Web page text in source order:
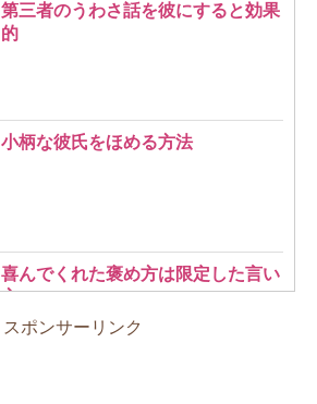
第三者のうわさ話を彼にすると効果
的
小柄な彼氏をほめる方法
喜んでくれた褒め方は限定した言い
方
スポンサーリンク